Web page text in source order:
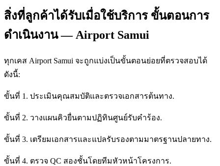
สิ่งที่ลูกค้าได้รับเมื่อใช้บริการ ขั้นตอนการ
ดำเนินงาน — Airport Samui
ทุกเคส Airport Samui จะถูกแบ่งเป็นขั้นตอนย่อยที่ตรวจสอบได้
ดังนี้:
ขั้นที่ 1. ประเมินคุณสมบัติและตรวจเอกสารต้นทาง.
ขั้นที่ 2. วางแผนคิวยื่นตามปฏิทินศูนย์รับคำร้อง.
ขั้นที่ 3. เตรียมเอกสารและแปลรับรองตามมาตรฐานปลายทาง.
ขั้นที่ 4. ตรวจ QC สองชั้นโดยทีมหัวหน้าโครงการ.